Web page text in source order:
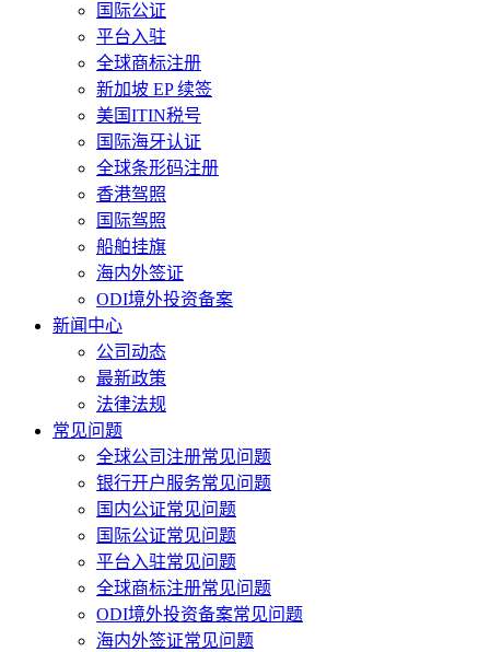
国际公证
平台入驻
全球商标注册
新加坡 EP 续签
美国ITIN税号
国际海牙认证
全球条形码注册
香港驾照
国际驾照
船舶挂旗
海内外签证
ODI境外投资备案
新闻中心
公司动态
最新政策
法律法规
常见问题
全球公司注册常见问题
银行开户服务常见问题
国内公证常见问题
国际公证常见问题
平台入驻常见问题
全球商标注册常见问题
ODI境外投资备案常见问题
海内外签证常见问题